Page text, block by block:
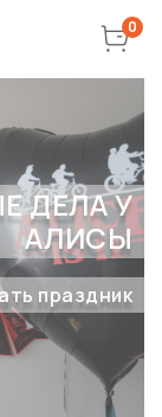
0
ДЕЛА У
АЛИСЫ
праздник